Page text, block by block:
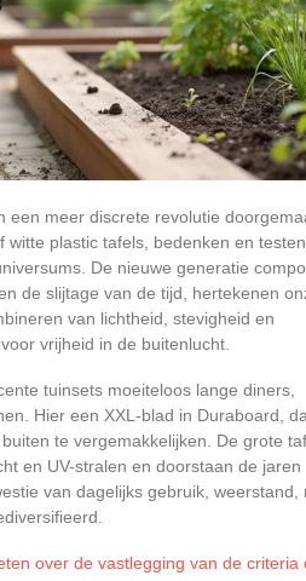
meer discrete revolutie
plastic tafels, bedenken en testen
De nieuwe generatie
de slijtage van de tijd, hertekenen
van lichtheid, stevigheid en
vrijheid in de buitenlucht.
tuinsets moeiteloos lange diners,
Hier een XXL-blad in Duraboard,
te vergemakkelijken. De grote
en UV-stralen en doorstaan de jaren
van dagelijks gebruik, weerstand,
over de vastlegging van de criteria